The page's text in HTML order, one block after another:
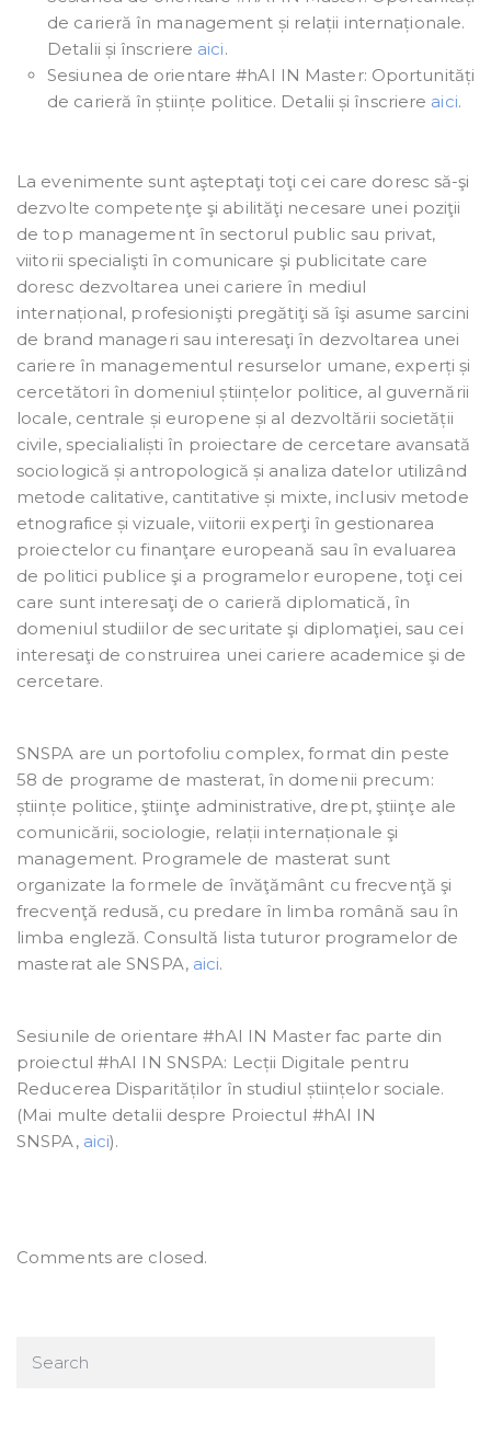
de carieră în management și relații internaționale.
Detalii și înscriere aici.
Sesiunea de orientare #hAI IN Master: Oportunități
de carieră în științe politice. Detalii și înscriere aici.
La evenimente sunt aşteptaţi toţi cei care doresc să-şi
dezvolte competenţe şi abilităţi necesare unei poziţii
de top management în sectorul public sau privat,
viitorii specialişti în comunicare şi publicitate care
doresc dezvoltarea unei cariere în mediul
internațional, profesionişti pregătiţi să îşi asume sarcini
de brand manageri sau interesaţi în dezvoltarea unei
cariere în managementul resurselor umane, experți și
cercetători în domeniul științelor politice, al guvernării
locale, centrale și europene și al dezvoltării societății
civile, specialialiști în proiectare de cercetare avansată
sociologică și antropologică și analiza datelor utilizând
metode calitative, cantitative și mixte, inclusiv metode
etnografice și vizuale, viitorii experţi în gestionarea
proiectelor cu finanţare europeană sau în evaluarea
de politici publice şi a programelor europene, toţi cei
care sunt interesaţi de o carieră diplomatică, în
domeniul studiilor de securitate şi diplomaţiei, sau cei
interesaţi de construirea unei cariere academice şi de
cercetare.
SNSPA are un portofoliu complex, format din peste
58 de programe de masterat, în domenii precum:
științe politice, ştiinţe administrative, drept, ştiinţe ale
comunicării, sociologie, relații internaționale şi
management. Programele de masterat sunt
organizate la formele de învăţământ cu frecvenţă şi
frecvenţă redusă, cu predare în limba română sau în
limba engleză. Consultă lista tuturor programelor de
masterat ale SNSPA, aici.
Sesiunile de orientare #hAI IN Master fac parte din
proiectul #hAI IN SNSPA: Lecții Digitale pentru
Reducerea Disparităților în studiul științelor sociale.
(Mai multe detalii despre Proiectul #hAI IN
SNSPA, aici).
Comments are closed.